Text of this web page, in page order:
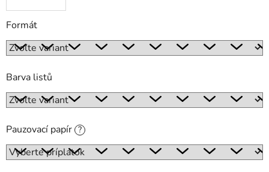
Formát
Barva listů
Pauzovací papír ?